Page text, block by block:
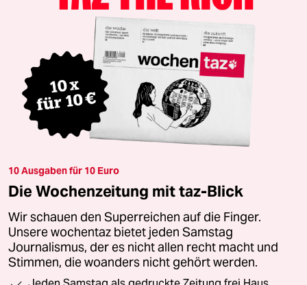
10 Ausgaben für 10 Euro
Die Wochenzeitung mit taz-Blick
Wir schauen den Superreichen auf die Finger.
Unsere wochentaz bietet jeden Samstag
Journalismus, der es nicht allen recht macht und
Stimmen, die woanders nicht gehört werden.